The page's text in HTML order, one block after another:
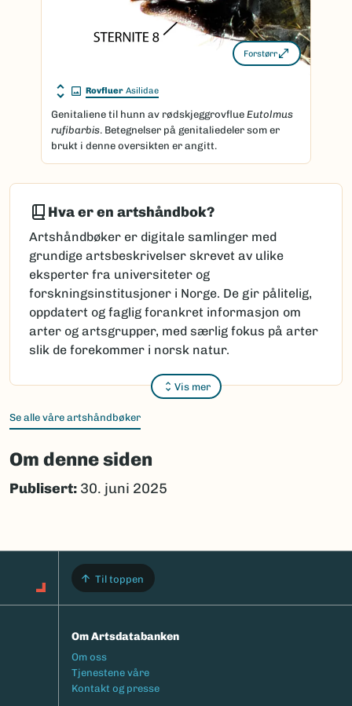
Forstørr
Rovfluer Asilidae
Genitaliene til hunn av rødskjeggrovflue Eutolmus
rufibarbis. Betegnelser på genitaliedeler som er
brukt i denne oversikten er angitt.
Hva er en artshåndbok?
Artshåndbøker er digitale samlinger med
grundige artsbeskrivelser skrevet av ulike
eksperter fra universiteter og
forskningsinstitusjoner i Norge. De gir pålitelig,
oppdatert og faglig forankret informasjon om
arter og artsgrupper, med særlig fokus på arter
slik de forekommer i norsk natur.
Vis mer
Se alle våre artshåndbøker
Om denne siden
Publisert: 30. juni 2025
Til toppen
Om Artsdatabanken
Footermeny
Om oss
Tjenestene våre
Kontakt og presse